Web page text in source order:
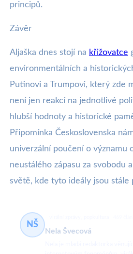
principů.
Závěr
Aljaška dnes stojí na křižovatce
environmentálních a
Putinovi a Trumpovi, který zde
není jen reakcí na jednotlivé
hlubší hodnoty a historické
Připomínka Československa
univerzální poučení o významu
neustálého zápasu za svobodu
světě, kde tyto ideály jsou stále
NŠ
Nela Švecová